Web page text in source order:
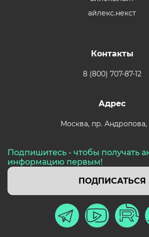
айлекс.некст
Контакты
8 (800) 707-87-12
Адрес
Москва,пр. Андропова,
Подпишитесь - чтобы получать
информацию первым!
ПОДПИСАТЬСЯ